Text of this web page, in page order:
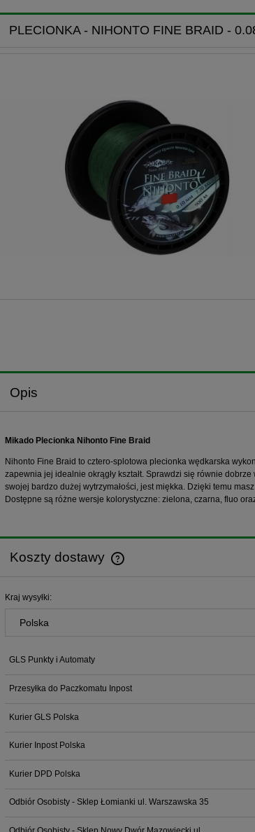
PLECIONKA - NIHONTO FINE BRAID -
Opis
Mikado Plecionka Nihonto Fine Braid
Nihonto Fine Braid to cztero-splotowa plecionka wędkarska
zapewnia jej idealnie okrągły kształt. Sprawdzi się równie
swojej bardzo dużej wytrzymałości, jest miękka. Dzięki temu
Dostępne są różne wersje kolorystyczne: zielona, czarna, fluo
Koszty dostawy
Kraj wysyłki:
GLS Punkty i Automaty
Przesyłka do Paczkomatu Inpost
Kurier GLS Polska
Kurier Inpost Polska
Kurier DPD Polska
Odbiór Osobisty - Sklep Łomianki ul. Warszawska 35